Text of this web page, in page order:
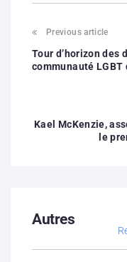
Previous article
Tour d’horizon des
communauté LGBT
Kael McKenzie,
le
Autres